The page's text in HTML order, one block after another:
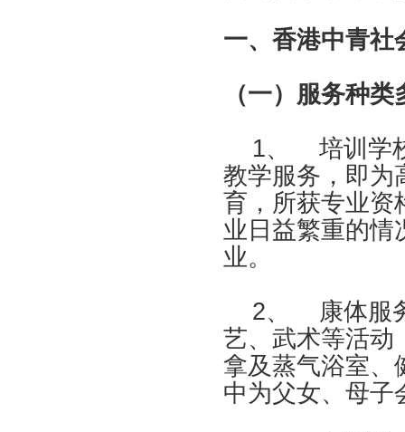
一、香港中青社
（一）服务种类
1、
培训学
教学服务，即为
育，所获专业资
业日益繁重的情
业。
2、
康体服
艺、武术等活动
拿及蒸气浴室、
中为父女、母子